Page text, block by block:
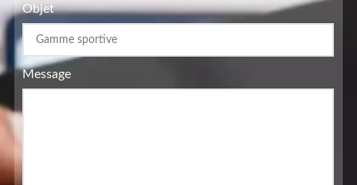
Objet
Message